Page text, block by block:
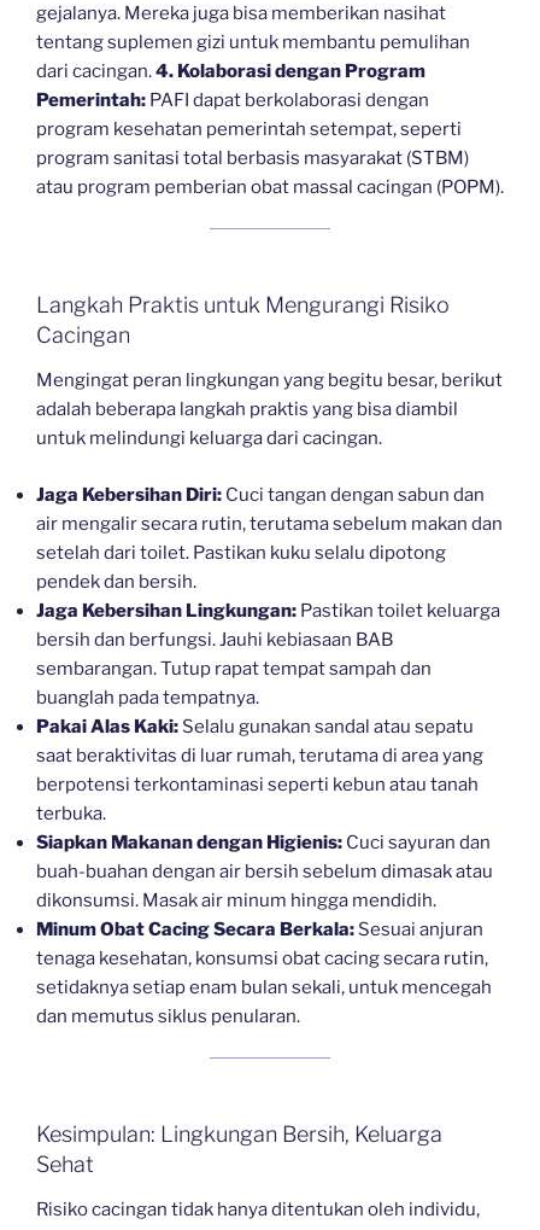
gejalanya. Mereka juga bisa memberikan nasihat
tentang suplemen gizi untuk membantu pemulihan
dari cacingan.4. Kolaborasi dengan Program
Pemerintah: PAFI dapat berkolaborasi dengan
program kesehatan pemerintah setempat, seperti
program sanitasi total berbasis masyarakat (STBM)
atau program pemberian obat massal cacingan (POPM).
Langkah Praktis untuk Mengurangi Risiko
Cacingan
Mengingat peran lingkungan yang begitu besar, berikut
adalah beberapa langkah praktis yang bisa diambil
untuk melindungi keluarga dari cacingan.
Jaga Kebersihan Diri: Cuci tangan dengan sabun dan
air mengalir secara rutin, terutama sebelum makan dan
setelah dari toilet. Pastikan kuku selalu dipotong
pendek dan bersih.
Jaga Kebersihan Lingkungan: Pastikan toilet keluarga
bersih dan berfungsi. Jauhi kebiasaan BAB
sembarangan. Tutup rapat tempat sampah dan
buanglah pada tempatnya.
Pakai Alas Kaki: Selalu gunakan sandal atau sepatu
saat beraktivitas di luar rumah, terutama di area yang
berpotensi terkontaminasi seperti kebun atau tanah
terbuka.
Siapkan Makanan dengan Higienis: Cuci sayuran dan
buah-buahan dengan air bersih sebelum dimasak atau
dikonsumsi. Masak air minum hingga mendidih.
Minum Obat Cacing Secara Berkala: Sesuai anjuran
tenaga kesehatan, konsumsi obat cacing secara rutin,
setidaknya setiap enam bulan sekali, untuk mencegah
dan memutus siklus penularan.
Kesimpulan: Lingkungan Bersih, Keluarga
Sehat
Risiko cacingan tidak hanya ditentukan oleh individu,